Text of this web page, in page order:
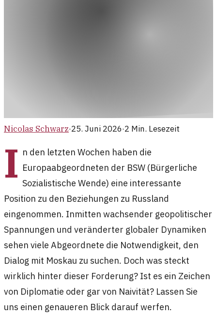
Nicolas Schwarz·25. Juni 2026·2 Min. Lesezeit
I n den letzten Wochen haben die
Europaabgeordneten der BSW (Bürgerliche
Sozialistische Wende) eine interessante
Position zu den Beziehungen zu Russland
eingenommen. Inmitten wachsender geopolitischer
Spannungen und veränderter globaler Dynamiken
sehen viele Abgeordnete die Notwendigkeit, den
Dialog mit Moskau zu suchen. Doch was steckt
wirklich hinter dieser Forderung? Ist es ein Zeichen
von Diplomatie oder gar von Naivität? Lassen Sie
uns einen genaueren Blick darauf werfen.